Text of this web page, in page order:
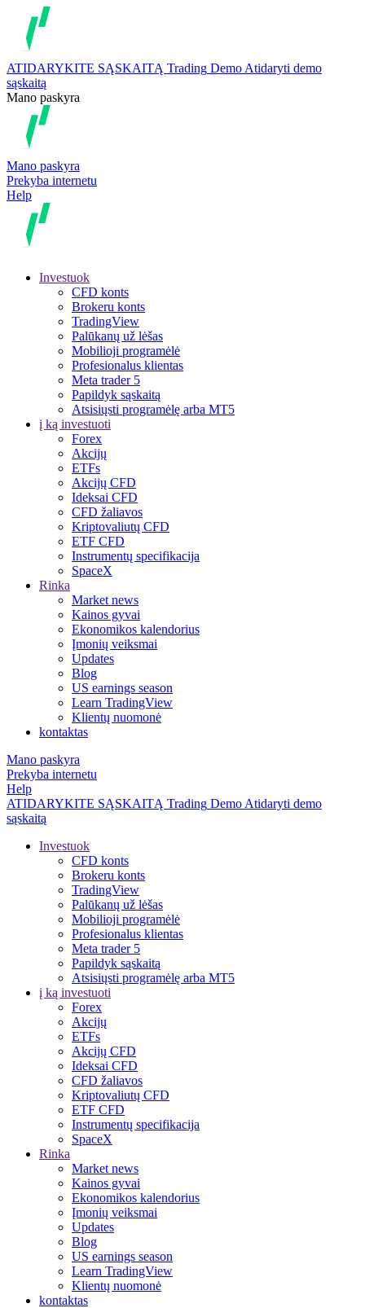
ATIDARYKITE SĄSKAITĄ Trading Demo Atidaryti demo
sąskaitą
Mano paskyra
Mano paskyra
Prekyba internetu
Help
Investuok
CFD konts
Brokeru konts
TradingView
Palūkanų už lėšas
Mobilioji programėlė
Profesionalus klientas
Meta trader 5
Papildyk sąskaitą
Atsisiųsti programėlę arba MT5
į ką investuoti
Forex
Akcijų
ETFs
Akcijų CFD
Ideksai CFD
CFD žaliavos
Kriptovaliutų CFD
ETF CFD
Instrumentų specifikacija
SpaceX
Rinka
Market news
Kainos gyvai
Ekonomikos kalendorius
Įmonių veiksmai
Updates
Blog
US earnings season
Learn TradingView
Klientų nuomonė
kontaktas
Mano paskyra
Prekyba internetu
Help
ATIDARYKITE SĄSKAITĄ Trading Demo Atidaryti demo
sąskaitą
Investuok
CFD konts
Brokeru konts
TradingView
Palūkanų už lėšas
Mobilioji programėlė
Profesionalus klientas
Meta trader 5
Papildyk sąskaitą
Atsisiųsti programėlę arba MT5
į ką investuoti
Forex
Akcijų
ETFs
Akcijų CFD
Ideksai CFD
CFD žaliavos
Kriptovaliutų CFD
ETF CFD
Instrumentų specifikacija
SpaceX
Rinka
Market news
Kainos gyvai
Ekonomikos kalendorius
Įmonių veiksmai
Updates
Blog
US earnings season
Learn TradingView
Klientų nuomonė
kontaktas